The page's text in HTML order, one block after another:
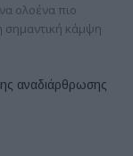
ολοένα πιο
σημαντική κάμψη
αναδιάρθρωσης